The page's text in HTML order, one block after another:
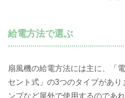
給電方法で選ぶ
扇風機の給電方法には主に、「
セント式」の3つのタイプがあ
ンプなど屋外で使用するのであ